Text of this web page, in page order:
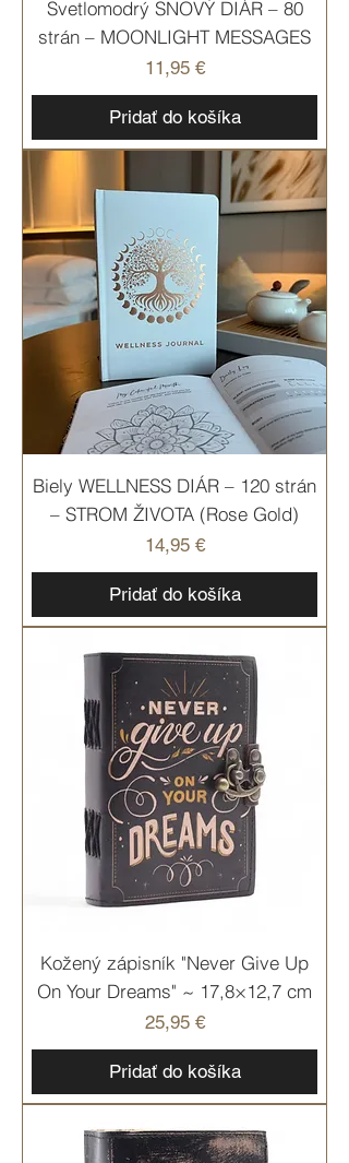
Svetlomodrý SNOVÝ DIÁR – 80
strán – MOONLIGHT MESSAGES
Cena
11,95 €
Pridať do košíka
Biely WELLNESS DIÁR – 120 strán
– STROM ŽIVOTA (Rose Gold)
Cena
14,95 €
Pridať do košíka
Kožený zápisník "Never Give Up
On Your Dreams" ~ 17,8×12,7 cm
Cena
25,95 €
Pridať do košíka